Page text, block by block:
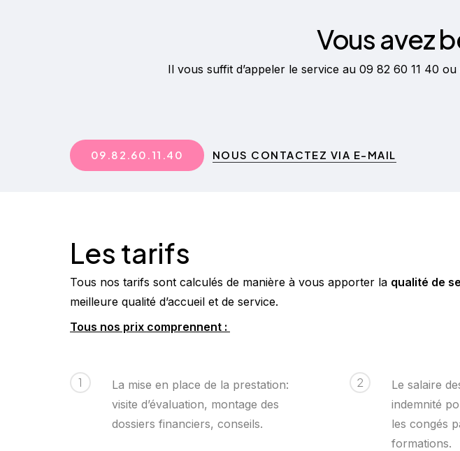
Vous avez
Il vous suffit d’appeler le service au 09 82 60 11 40 ou
09 .8 2 .60 . 11 .4 0 NOUS CONTACTEZ VIA E-MAIL
Les tarifs
Tous nos tarifs sont calculés de manière à vous apporter la qualité de
meilleure qualité d’accueil et de service.
Tous nos prix comprennent :
1
La mise en place de la prestation:
visite d’évaluation, montage des
dossiers financiers, conseils.
2
Le salaire
indemnité
les congés
formations.